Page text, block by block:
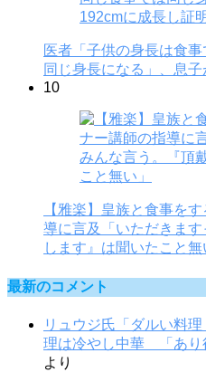
医者「子供の身長は食
同じ身長になる」、息
10
【雅楽】皇族と食事を
導に言及「いただきま
します』は聞いたこと無
最新のコメント
リュウジ氏「ダルい料
理は冷やし中華 「あり
より